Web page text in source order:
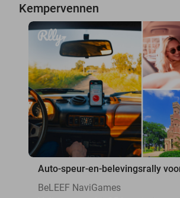
Kempervennen
Auto-speur-en-belevingsrally
BeLEEF NaviGames